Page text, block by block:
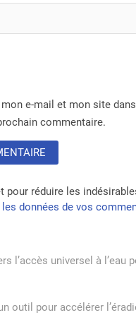
e-mail et mon site
commentaire.
pour réduire les
données de vos
l’accès universel à l’eau
outil pour accélérer